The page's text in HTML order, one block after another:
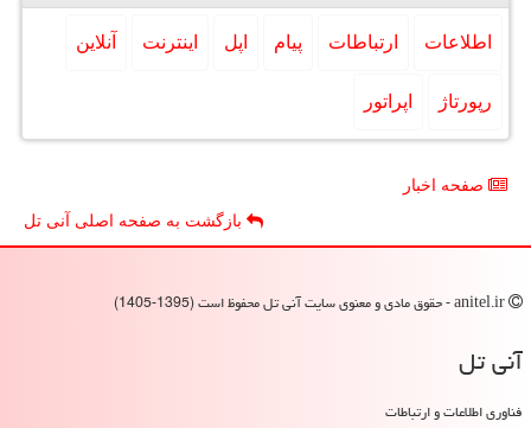
اطلاعات ارتباطات پیام اپل اینترنت آنلاین
رپورتاژ اپراتور
صفحه اخبار
بازگشت به صفحه اصلی آنی تل
آنی تل
فناوری اطلاعات و ارتباطات